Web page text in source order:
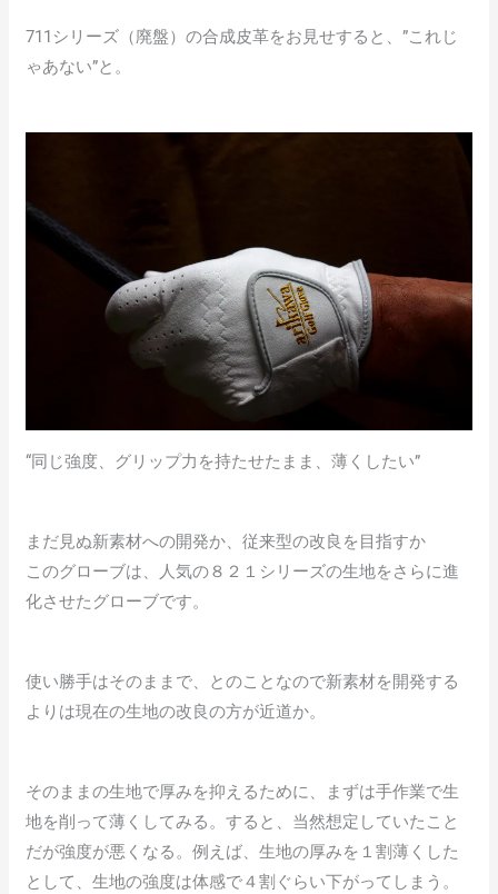
711シリーズ（廃盤）の合成皮革をお見せすると、”これじ
ゃあない”と。
“同じ強度、グリップ力を持たせたまま、薄くしたい”
まだ見ぬ新素材への開発か、従来型の改良を目指すか
このグローブは、人気の８２１シリーズの生地をさらに進
化させたグローブです。
使い勝手はそのままで、とのことなので新素材を開発する
よりは現在の生地の改良の方が近道か。
そのままの生地で厚みを抑えるために、まずは手作業で生
地を削って薄くしてみる。すると、当然想定していたこと
だが強度が悪くなる。例えば、生地の厚みを１割薄くした
として、生地の強度は体感で４割ぐらい下がってしまう。